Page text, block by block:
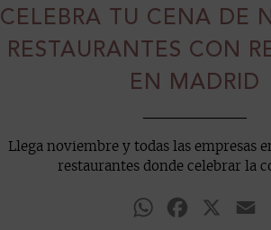
CELEBRA TU CENA DE
RESTAURANTES CON
EN MADRID
Llega noviembre y todas las empresas
restaurantes donde celebrar la
WhatsAppFacebook